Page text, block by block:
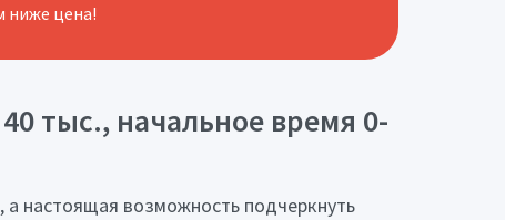
ниже цена!
тыс., начальное время 0-
настоящая возможность подчеркнуть